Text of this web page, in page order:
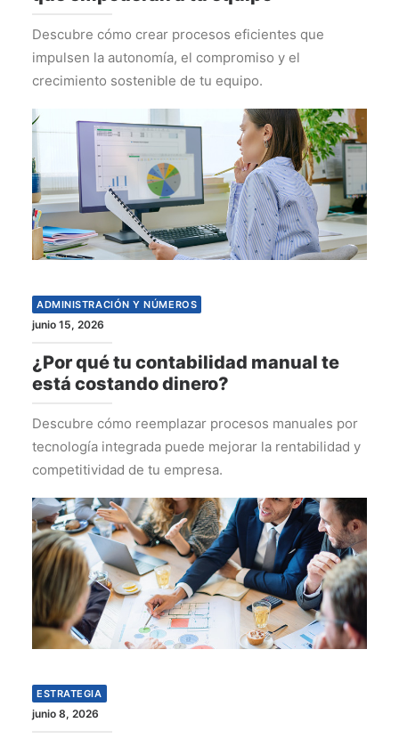
Descubre cómo crear procesos eficientes que
impulsen la autonomía, el compromiso y el
crecimiento sostenible de tu equipo.
ADMINISTRACIÓN Y NÚMEROS
junio 15, 2026
¿Por qué tu contabilidad manual te
está costando dinero?
Descubre cómo reemplazar procesos manuales por
tecnología integrada puede mejorar la rentabilidad y
competitividad de tu empresa.
ESTRATEGIA
junio 8, 2026